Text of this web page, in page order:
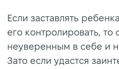
Если заставлять
его контролировать, то
неуверенным в себе и
Зато если удастся